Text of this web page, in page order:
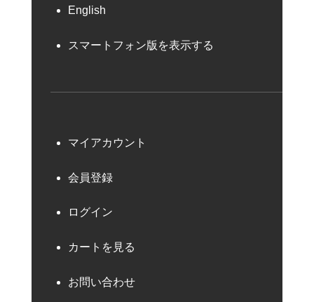
English
スマートフォン版を表示する
マイアカウント
会員登録
ログイン
カートを見る
お問い合わせ